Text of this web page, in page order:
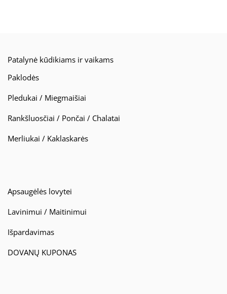
Patalynė kūdikiams ir vaikams
Paklodės
Pledukai / Miegmaišiai
Rankšluosčiai / Pončai / Chalatai
Merliukai / Kaklaskarės
Apsaugėlės lovytei
Lavinimui / Maitinimui
Išpardavimas
DOVANŲ KUPONAS